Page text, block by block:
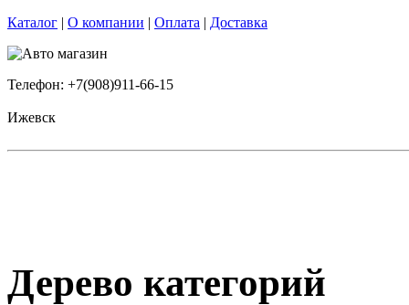
Каталог | О компании | Оплата | Доставка
Телефон: +7(908)911-66-15
Ижевск
Дерево категорий